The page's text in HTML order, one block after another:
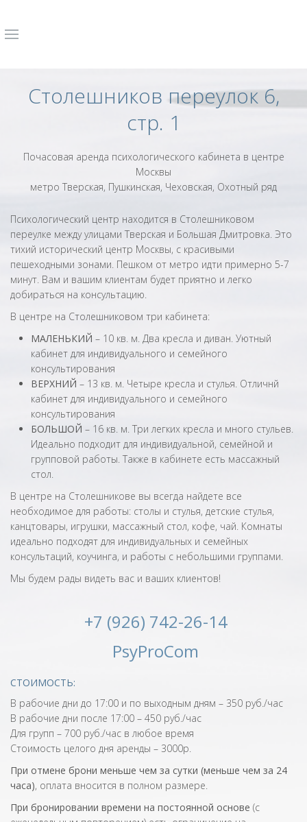
Столешников переулок 6,
стр. 1
Почасовая аренда психологического кабинета в центре
Москвы
метро Тверская, Пушкинская, Чеховская, Охотный ряд
Психологический центр находится в Столешниковом
переулке между улицами Тверская и Большая Дмитровка. Это
тихий исторический центр Москвы, с красивыми
пешеходными зонами. Пешком от метро идти примерно 5-7
минут. Вам и вашим клиентам будет приятно и легко
добираться на консультацию.
В центре на Столешниковом три кабинета:
МАЛЕНЬКИЙ – 10 кв. м. Два кресла и диван. Уютный
кабинет для индивидуального и семейного
консультирования
ВЕРХНИЙ – 13 кв. м. Четыре кресла и стулья. Отличнй
кабинет для индивидуального и семейного
консультирования
БОЛЬШОЙ – 16 кв. м. Три легких кресла и много стульев.
Идеально подходит для индивидуальной, семейной и
групповой работы. Также в кабинете есть массажный
стол.
В центре на Столешникове вы всегда найдете все
необходимое для работы: столы и стулья, детские стулья,
канцтовары, игрушки, массажный стол, кофе, чай. Комнаты
идеально подходят для индивидуальных и семейных
консультаций, коучинга, и работы с небольшими группами.
Мы будем рады видеть вас и ваших клиентов!
+7 (926) 742-26-14
PsyProCom
СТОИМОСТЬ:
В рабочие дни до 17:00 и по выходным дням – 350 руб./час
В рабочие дни после 17:00 – 450 руб./час
Для групп – 700 руб./час в любое время
Стоимость целого дня аренды – 3000р.
При отмене брони меньше чем за сутки (меньше чем за 24
часа), оплата вносится в полном размере.
При бронировании времени на постоянной основе (с